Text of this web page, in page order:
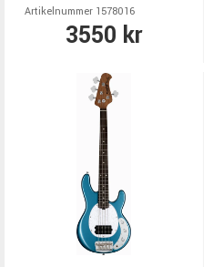
Artikelnummer 1578016
3550 kr